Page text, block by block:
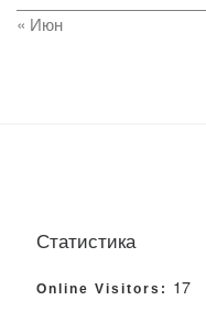
« Июн
Статистика
Online Visitors: 17